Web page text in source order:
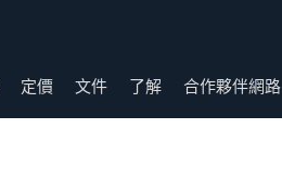
定價 文件 了解 合作夥伴網路